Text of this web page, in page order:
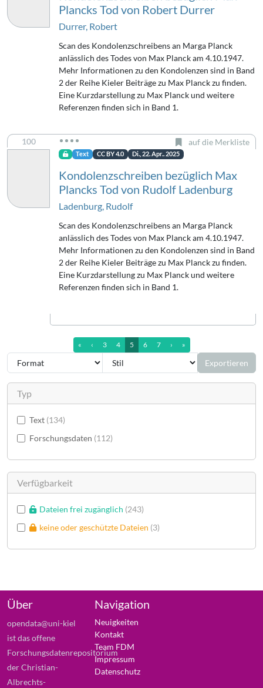
Plancks Tod von Robert Durrer
Durrer, Robert
Scan des Kondolenzschreibens an Marga Planck
anlässlich des Todes von Max Planck am 4.10.1947.
Mehr Informationen zu den Kondolenzen sind in Band
2 der Reihe Kieler Beiträge zu Max Planck zu finden.
Eine Kurzdarstellung zu Max Planck und weitere
Referenzen finden sich in Band 1.
100 auf die Merkliste
Text CC BY 4.0 Di., 22. Apr.. 2025
Kondolenzschreiben bezüglich Max
Plancks Tod von Rudolf Ladenburg
Ladenburg, Rudolf
Scan des Kondolenzschreibens an Marga Planck
anlässlich des Todes von Max Planck am 4.10.1947.
Mehr Informationen zu den Kondolenzen sind in Band
2 der Reihe Kieler Beiträge zu Max Planck zu finden.
Eine Kurzdarstellung zu Max Planck und weitere
Referenzen finden sich in Band 1.
«erste Seite
‹vorherige Seite
3 4 5 6 7 ›nächste Seite
»letzte Seite (13)
Exportieren
Typ
Text 134
Forschungsdaten 112
Verfügbarkeit
Dateien frei zugänglich 243
keine oder geschützte Dateien 3
Über
opendata@uni-kiel
ist das offene
Forschungsdatenrepositorium
der Christian-
Albrechts-
Navigation
Neuigkeiten
Kontakt
Team FDM
Impressum
Datenschutz